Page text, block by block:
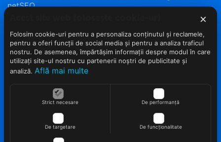
netSEO
×
Folosim cookie-uri pentru a personaliza conținutul și reclamele,
pentru a oferi funcții de social media și pentru a analiza traficul
nostru. De asemenea, împărtășim informații despre modul în care
utilizați site-ul nostru cu partenerii noștri de publicitate și
analiză. Află mai multe
Strict necesare De performanță
De targetare De funcționalitate